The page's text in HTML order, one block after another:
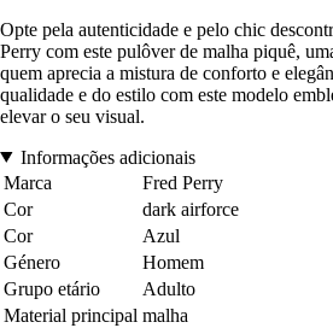
Opte pela autenticidade e pelo chic
Perry com este pulôver de malha piquê,
quem aprecia a mistura de conforto e
qualidade e do estilo com este modelo
elevar o seu visual.
Informações adicionais
Marca
Fred Perry
Cor
dark airforce
Cor
Azul
Género
Homem
Grupo etário
Adulto
Material principal malha